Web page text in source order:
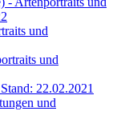
und
und
22.02.2021
und